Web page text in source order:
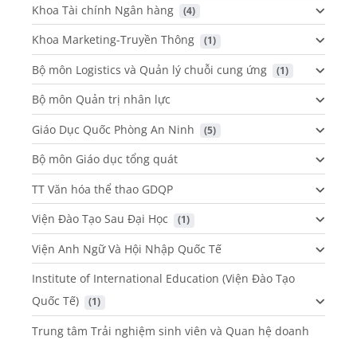
Khoa Tài chính Ngân hàng (4)
Khoa Marketing-Truyền Thông (1)
Bộ môn Logistics và Quản lý chuỗi cung ứng (1)
Bộ môn Quản trị nhân lực
Giáo Dục Quốc Phòng An Ninh
(5)
Bộ môn Giáo dục tổng quát
TT Văn hóa thể thao GDQP
Viện Đào Tạo Sau Đại Học
(1)
Viện Anh Ngữ Và Hội Nhập Quốc Tế
Institute of International Education (Viện Đào Tạo
Quốc Tế)
(1)
Trung tâm Trải nghiệm sinh viên và Quan hệ doanh